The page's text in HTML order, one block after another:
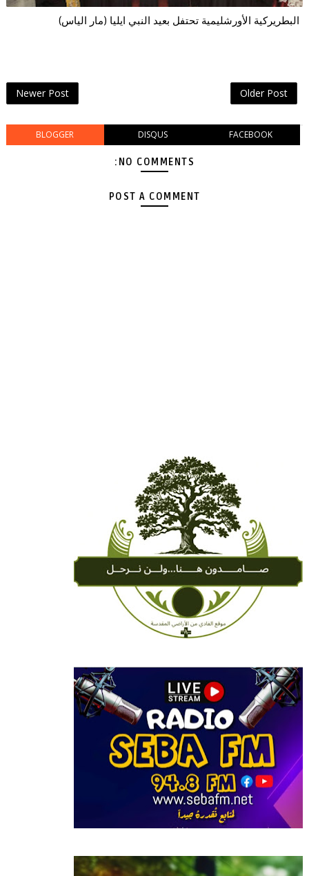
البطريركية الأورشليمية تحتفل بعيد النبي ايليا (مار الياس)
Newer Post Older Post
BLOGGER DISQUS FACEBOOK
NO COMMENTS:
POST A COMMENT